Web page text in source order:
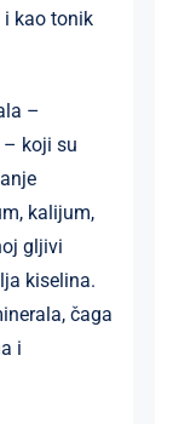
i kao tonik
–
koji su
kalijum,
gljivi
kiselina.
čaga
i